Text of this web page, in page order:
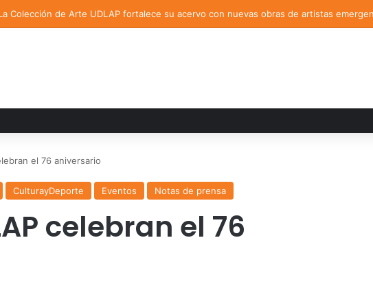
Colección de Arte UDLAP fortalece su acervo con nuevas obras de artistas
el 76 aniversario
CulturayDeporte Eventos Notas de prensa
celebran el 76